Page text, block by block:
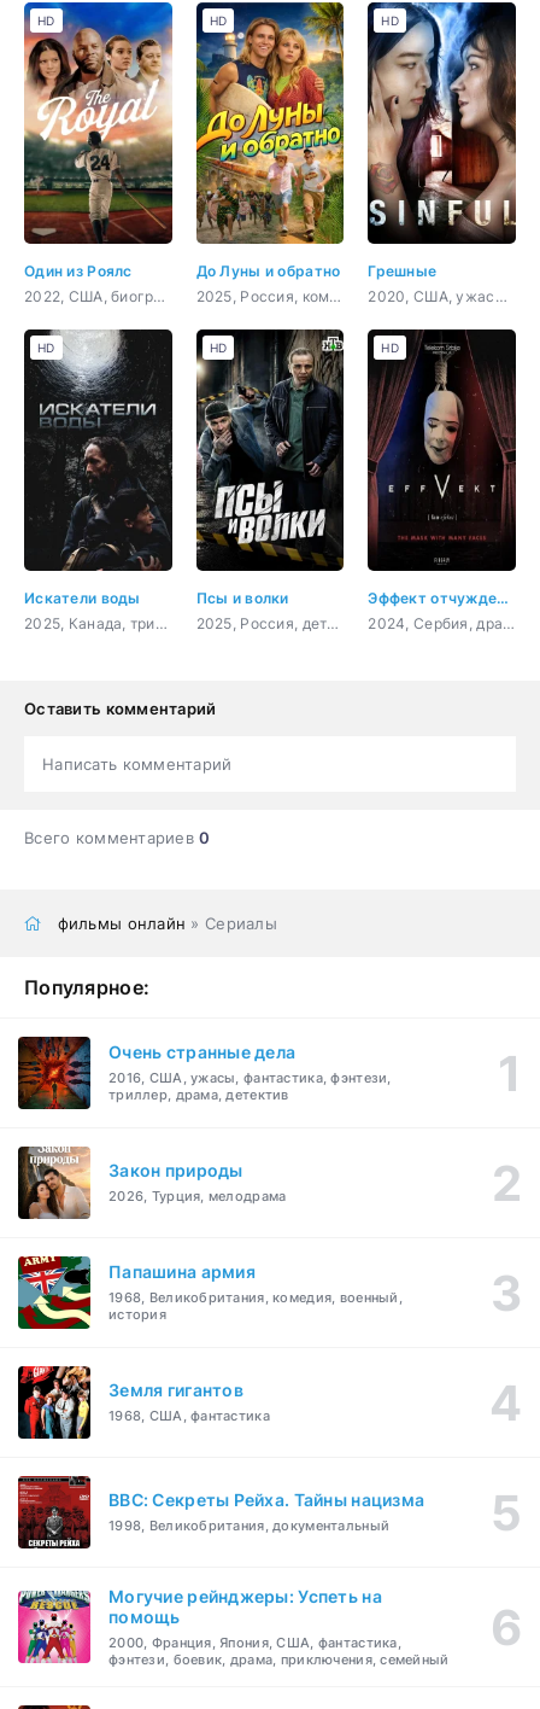
Один из Роялс
2022, США, биография, спорт
HD
До Луны и обратно
2025, Россия, комедия, семейный
HD
Грешные
2020, США, ужасы, триллер
HD
Искатели воды
2025, Канада, триллер
HD
Псы и волки
2025, Россия, детектив, комедия
HD
Эффект отчуждения
2024, Сербия, драма
HD
Оставить комментарий
Написать комментарий
Всего комментариев0
фильмы онлайн » Сериалы
Популярное:
Очень странные дела
2016, США, ужасы, фантастика, фэнтези,
триллер, драма, детектив
Закон природы
2026, Турция, мелодрама
Папашина армия
1968, Великобритания, комедия, военный,
история
Земля гигантов
1968, США, фантастика
BBC: Секреты Рейха. Тайны нацизма
1998, Великобритания, документальный
Могучие рейнджеры: Успеть на
помощь
2000, Франция, Япония, США, фантастика,
фэнтези, боевик, драма, приключения, семейный